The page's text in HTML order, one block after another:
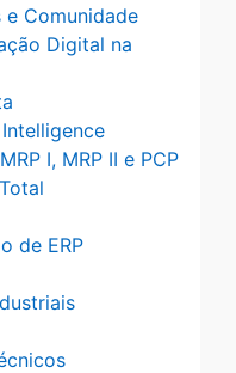
Comunidade
Digital na
I, MRP II e PCP
de ERP